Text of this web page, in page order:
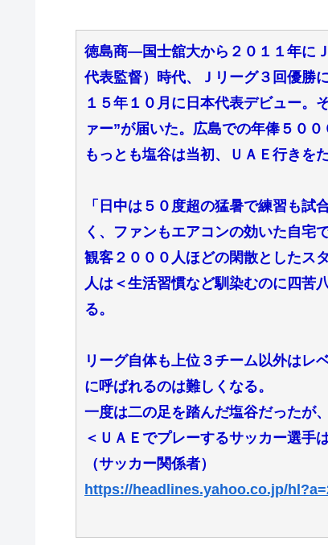
徳島商―国士舘大から２０１１年に
代表監督）時代、Ｊリーグ３回優勝
１５年１０月に日本代表デビュー。
ァー”が届いた。広島での年俸５０
もっとも塩谷は当初、ＵＡＥ行きを
「日中は５０度超の猛暑で練習も
く、ファンもエアコンの効いた自宅
観客２０００人ほどの閑散としたス
人は＜生活習慣など馴染むのに四苦
る。
リーグ自体も上位３チーム以外はレ
に呼ばれるのは難しくなる。
一度は二の足を踏んだ塩谷だったが
＜ＵＡＥでプレーするサッカー選手
（サッカー関係者）
https://headlines.yahoo.co.jp/